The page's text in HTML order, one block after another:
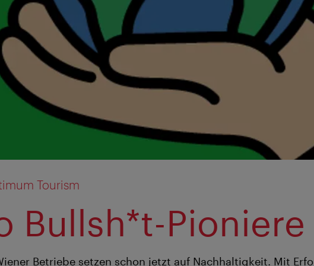
Tourism
Bullsh*t-Pioniere
Betriebe setzen schon jetzt auf Nachhaltigkeit. Mit